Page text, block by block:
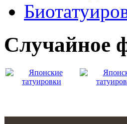
Случайнoе